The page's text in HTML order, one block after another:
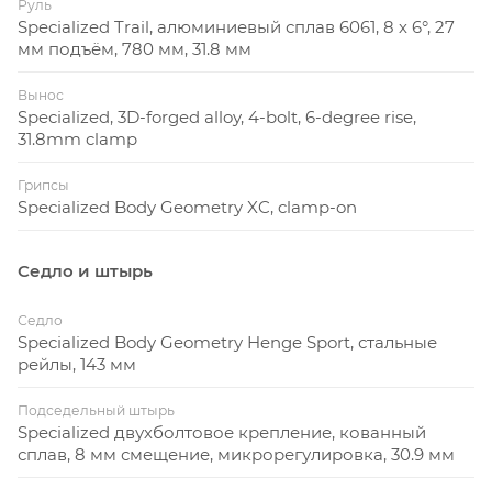
Руль
Specialized Trail, алюминиевый сплав 6061, 8 х 6°, 27
мм подъём, 780 мм, 31.8 мм
Вынос
Specialized, 3D-forged alloy, 4-bolt, 6-degree rise,
31.8mm clamp
Грипсы
Specialized Body Geometry XC, clamp-on
Седло и штырь
Седло
Specialized Body Geometry Henge Sport, стальные
рейлы, 143 мм
Подседельный штырь
Specialized двухболтовое крепление, кованный
сплав, 8 мм смещение, микрорегулировка, 30.9 мм